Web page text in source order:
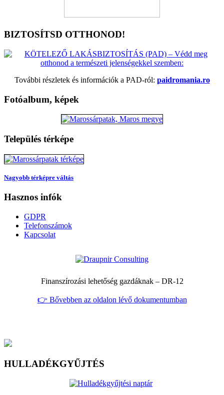
BIZTOSÍTSD OTTHONOD!
További részletek és információk a PAD-ról: paidromania.ro
Fotóalbum, képek
Település térképe
Nagyobb térképre váltás
Hasznos infók
GDPR
Telefonszámok
Kapcsolat
Finanszírozási lehetőség gazdáknak – DR‑12
👉 Bővebben az oldalon lévő dokumentumban
HULLADÉKGYŰJTÉS